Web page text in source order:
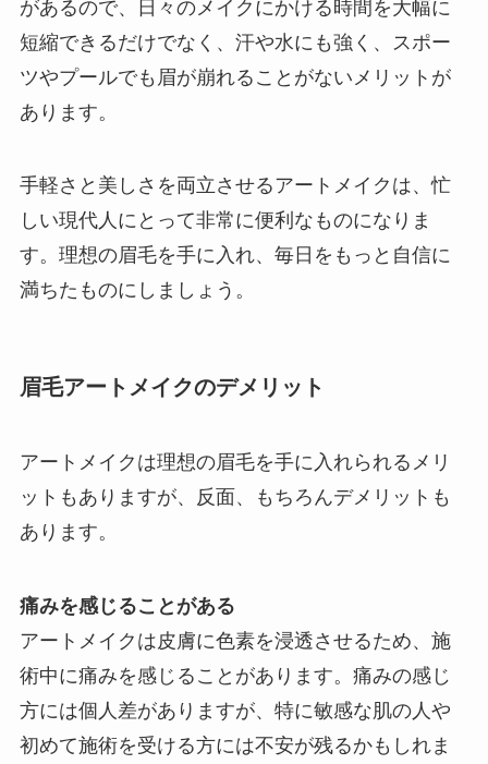
があるので、日々のメイクにかける時間を大幅に
短縮できるだけでなく、汗や水にも強く、スポー
ツやプールでも眉が崩れることがないメリットが
あります。
手軽さと美しさを両立させるアートメイクは、忙
しい現代人にとって非常に便利なものになりま
す。理想の眉毛を手に入れ、毎日をもっと自信に
満ちたものにしましょう。
眉毛アートメイクのデメリット
アートメイクは理想の眉毛を手に入れられるメリ
ットもありますが、反面、もちろんデメリットも
あります。
痛みを感じることがある
アートメイクは皮膚に色素を浸透させるため、施
術中に痛みを感じることがあります。痛みの感じ
方には個人差がありますが、特に敏感な肌の人や
初めて施術を受ける方には不安が残るかもしれま